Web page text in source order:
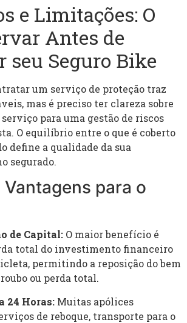
e Limitações: O
Antes de
seu Seguro Bike
um serviço de proteção traz
mas é preciso ter clareza sobre
para uma gestão de riscos
O equilíbrio entre o que é coberto
define a qualidade da sua
segurado.
para o
de Capital: O maior benefício é
total do investimento financeiro
permitindo a reposição do bem
ou perda total.
24 Horas: Muitas apólices
de reboque, transporte para o